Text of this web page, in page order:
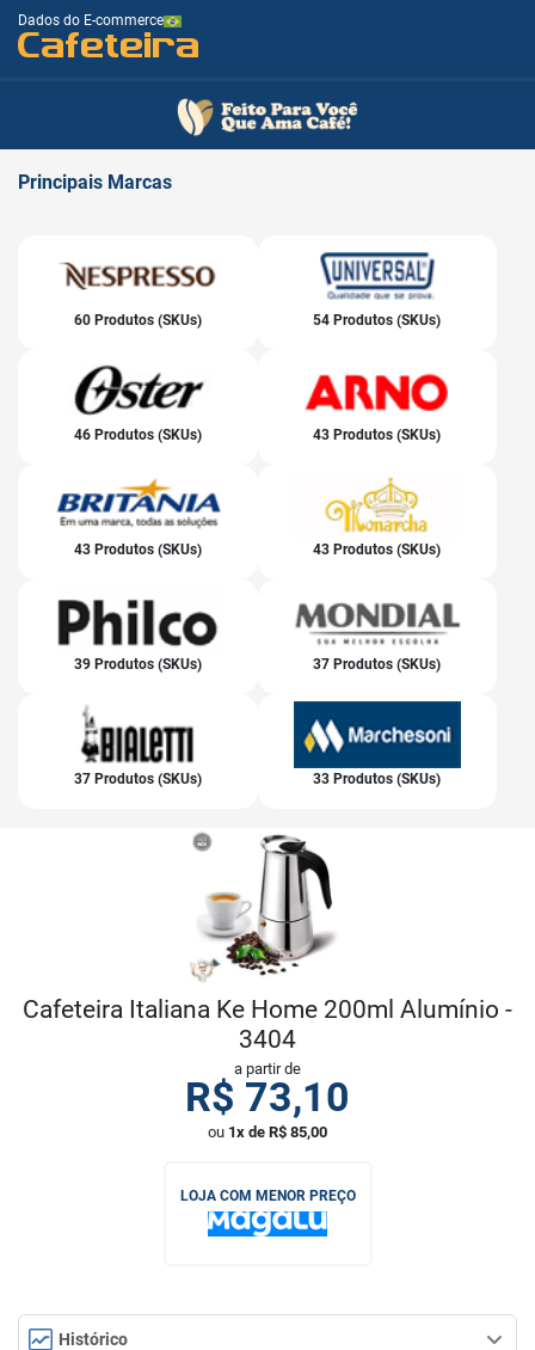
Dados do E-commerce
Cafeteira
Principais Marcas
60 Produtos (SKUs) 54 Produtos (SKUs)
46 Produtos (SKUs) 43 Produtos (SKUs)
43 Produtos (SKUs) 43 Produtos (SKUs)
39 Produtos (SKUs) 37 Produtos (SKUs)
37 Produtos (SKUs) 33 Produtos (SKUs)
Cafeteira Italiana Ke Home 200ml Alumínio -
3404
a partir de
R$ 73,10
ou 1x de R$ 85,00
LOJA COM MENOR PREÇO
Histórico